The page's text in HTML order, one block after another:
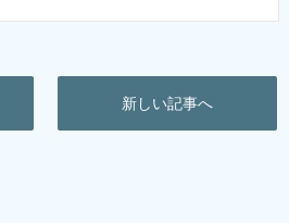
新しい記事へ